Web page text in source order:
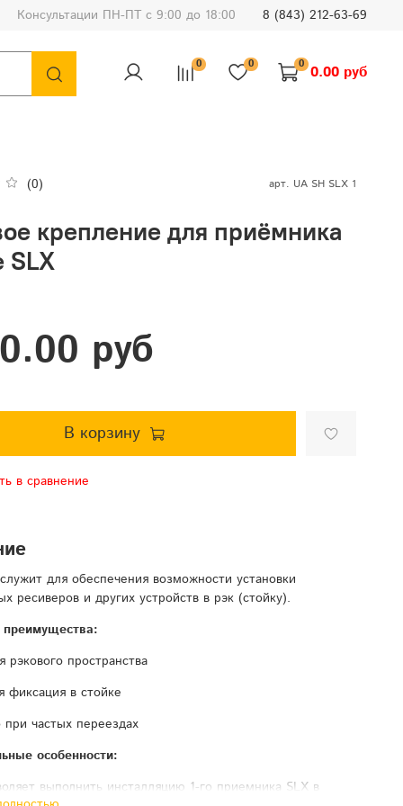
Консультации ПН-ПТ с 9:00 до 18:00 8 (843) 212-63-69
0 0 0 0.00 руб
(0) арт. UA SH SLX 1
крепление для приёмника
SLX
руб
В корзину
в сравнение
для обеспечения возможности установки
ресиверов и других устройств в рэк (стойку).
пространства
фиксация в стойке
при частых переездах
особенности:
выполнить инсталляцию 1-го приемника SLX в